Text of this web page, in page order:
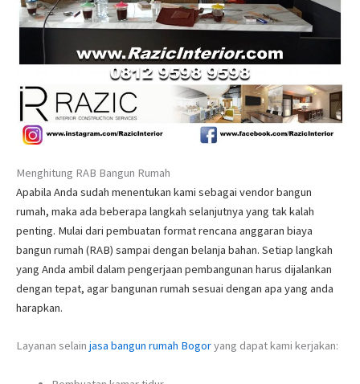
Menghitung RAB Bangun Rumah
Apabila Anda sudah menentukan kami sebagai vendor bangun
rumah, maka ada beberapa langkah selanjutnya yang tak kalah
penting. Mulai dari pembuatan format rencana anggaran biaya
bangun rumah (RAB) sampai dengan belanja bahan. Setiap langkah
yang Anda ambil dalam pengerjaan pembangunan harus dijalankan
dengan tepat, agar bangunan rumah sesuai dengan apa yang anda
harapkan.
Layanan selain jasa bangun rumah Bogoryang dapat kami kerjakan: